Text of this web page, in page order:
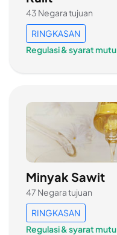
43 Negara tujuan
RINGKASAN
Regulasi & syarat mutu
Minyak Sawit
47 Negara tujuan
RINGKASAN
Regulasi & syarat mutu